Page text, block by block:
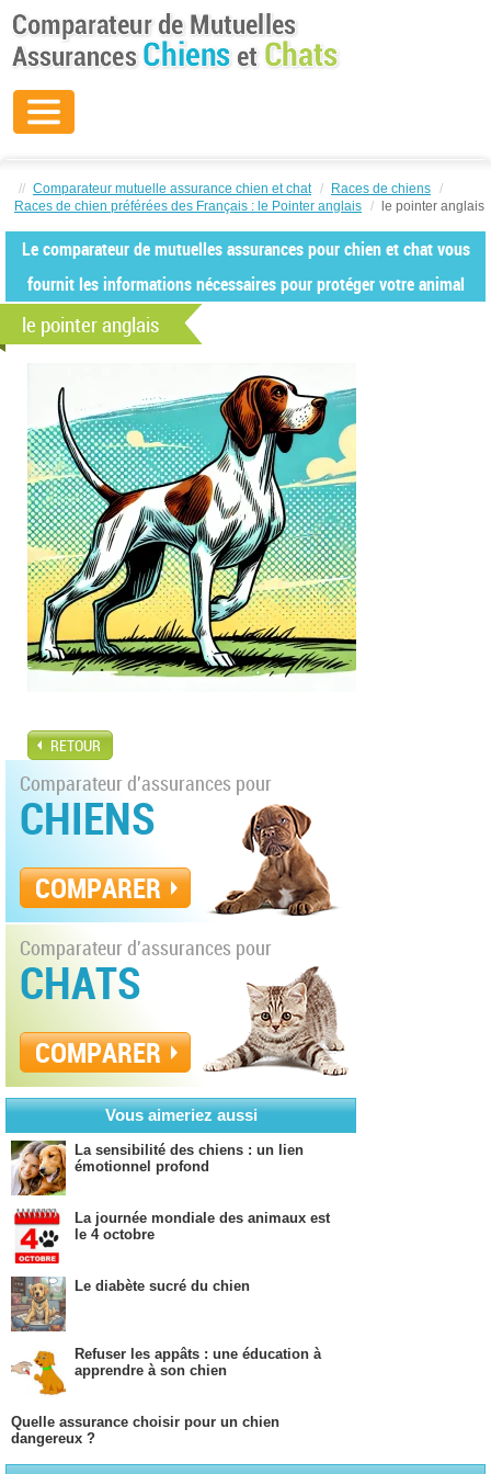
// Comparateur mutuelle assurance chien et chat / Races de chiens /
Races de chien préférées des Français : le Pointer anglais / le pointer anglais
Le comparateur de mutuelles assurances pour chien et chat vous
fournit les informations nécessaires pour protéger votre animal
le pointer anglais
RETOUR
Comparateur d'assurances pour
CHIENS
COMPARER
Comparateur d'assurances pour
CHATS
COMPARER
Vous aimeriez aussi
La sensibilité des chiens : un lien
émotionnel profond
La journée mondiale des animaux est
le 4 octobre
Le diabète sucré du chien
Refuser les appâts : une éducation à
apprendre à son chien
Quelle assurance choisir pour un chien
dangereux ?